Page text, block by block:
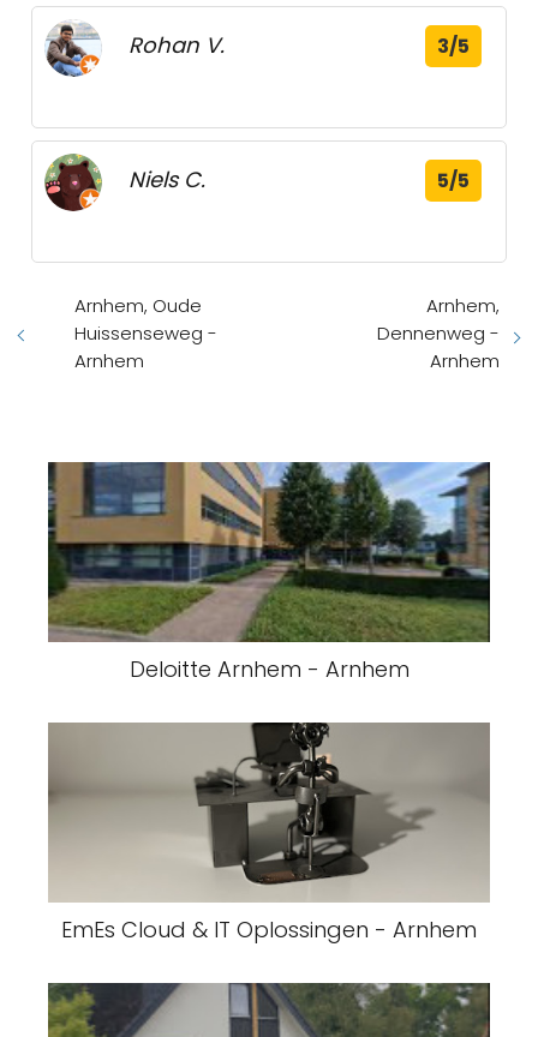
Rohan V. 3/5
Niels C. 5/5
Arnhem, Oude
Huissenseweg -
Arnhem
Arnhem,
Dennenweg -
Arnhem
Deloitte Arnhem - Arnhem
EmEs Cloud & IT Oplossingen - Arnhem